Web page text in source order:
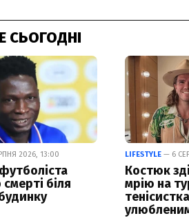
СЬОГОДНІ
2026, 13:00
біля
LIFESTYLE— 6
Костюк
мрію на